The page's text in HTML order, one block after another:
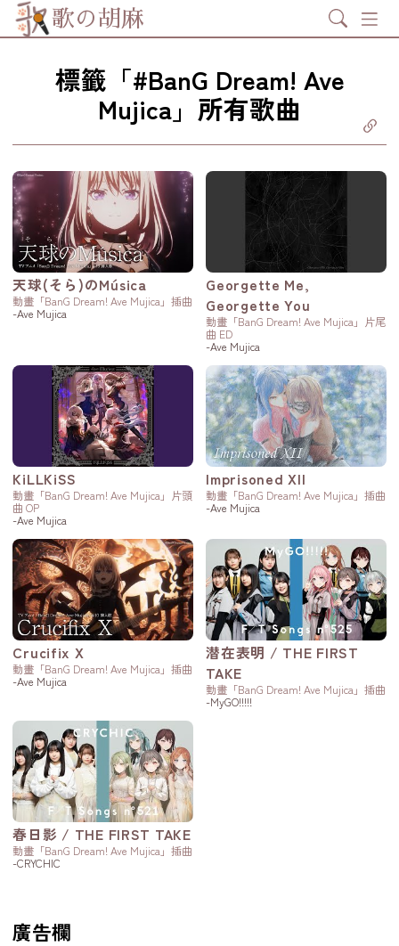
歌の胡麻 Search
標籤「#BanG Dream! Ave
Mujica」所有歌曲
鏈結
天球(そら)のMúsica
動畫「BanG Dream! Ave Mujica」插曲
-Ave Mujica
Georgette Me,
Georgette You
動畫「BanG Dream! Ave Mujica」片尾
曲 ED
-Ave Mujica
KiLLKiSS
動畫「BanG Dream! Ave Mujica」片頭
曲 OP
-Ave Mujica
Imprisoned XII
動畫「BanG Dream! Ave Mujica」插曲
-Ave Mujica
Crucifix X
動畫「BanG Dream! Ave Mujica」插曲
-Ave Mujica
潜在表明 / THE FIRST
TAKE
動畫「BanG Dream! Ave Mujica」插曲
-MyGO!!!!!
春日影 / THE FIRST TAKE
動畫「BanG Dream! Ave Mujica」插曲
-CRYCHIC
廣告欄